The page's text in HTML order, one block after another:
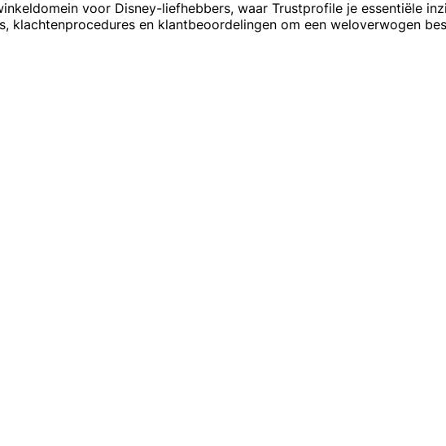
voor Disney-liefhebbers, waar Trustprofile je essentiële
klachtenprocedures en klantbeoordelingen om een weloverwogen